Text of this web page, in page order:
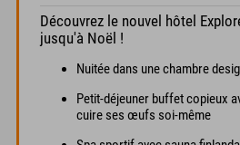
Découvrez le nouvel hôtel
jusqu'à Noël !
Nuitée dans une chambre
Petit-déjeuner buffet copieux
cuire ses œufs soi-même